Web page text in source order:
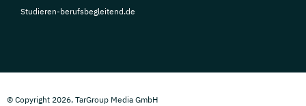
Studieren-berufsbegleitend.de
© Copyright 2026, TarGroup Media GmbH